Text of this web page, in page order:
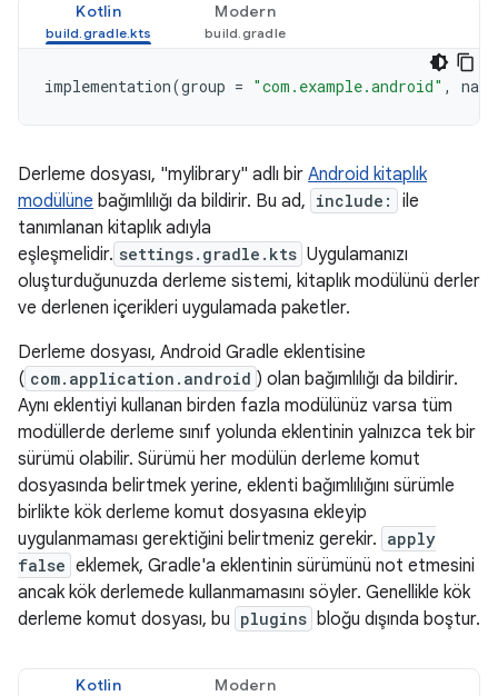
Kotlin Modern
implementation(group = "com.example.android" , name
Derleme dosyası, "mylibrary" adlı bir Android kitaplık
modülüne bağımlılığı da bildirir. Bu ad, include:
ile
tanımlanan kitaplık adıyla
eşleşmelidir. settings.gradle.kts Uygulamanızı
oluşturduğunuzda derleme sistemi, kitaplık modülünü derler
ve derlenen içerikleri uygulamada paketler.
Derleme dosyası, Android Gradle eklentisine
( com.application.android ) olan bağımlılığı da bildirir.
Aynı eklentiyi kullanan birden fazla modülünüz varsa tüm
modüllerde derleme sınıf yolunda eklentinin yalnızca tek bir
sürümü olabilir. Sürümü her modülün derleme komut
dosyasında belirtmek yerine, eklenti bağımlılığını sürümle
birlikte kök derleme komut dosyasına ekleyip
uygulanmaması gerektiğini belirtmeniz gerekir. apply
false eklemek, Gradle'a eklentinin sürümünü not etmesini
ancak kök derlemede kullanmamasını söyler. Genellikle kök
derleme komut dosyası, bu plugins bloğu dışında boştur.
Kotlin Modern